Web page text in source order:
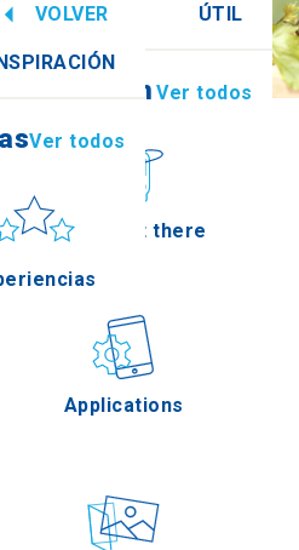
VOLVER ÚTIL
Ver todos
How to get there
Applications
Ver todos